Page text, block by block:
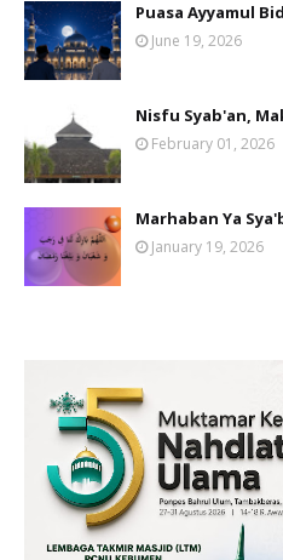
Puasa Ayyamul
June 19, 2026
Nisfu Syab'an,
February 01, 2026
Marhaban Ya
January 19, 2026